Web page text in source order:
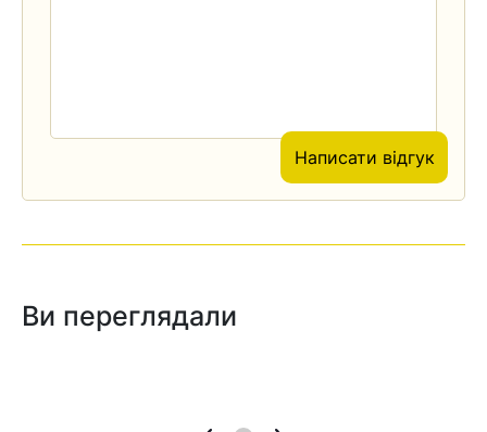
Написати відгук
Ви переглядали